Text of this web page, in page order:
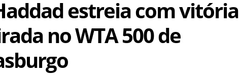
estreia com vitória
no WTA 500 de